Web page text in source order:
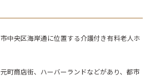
中央区海岸通に位置する介護付き有料老人ホ
町商店街、ハーバーランドなどがあり、都市